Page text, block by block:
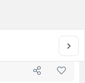
خانه